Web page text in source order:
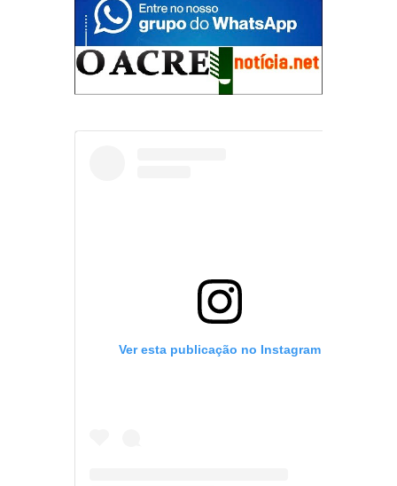
Ver esta publicação no Instagram